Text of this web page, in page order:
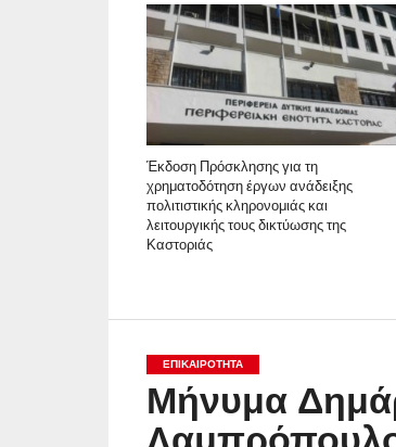
Έκδοση Πρόσκλησης για τη
χρηματοδότηση έργων ανάδειξης
πολιτιστικής κληρονομιάς και
λειτουργικής τους δικτύωσης της
Καστοριάς
ΕΠΙΚΑΙΡΟΤΗΤΑ
Μήνυμα